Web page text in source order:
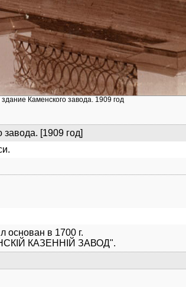
Каменского завода. 1909 год
завода. [1909 год]
основан в 1700 г.
КАЗЕННIЙ ЗАВОД".